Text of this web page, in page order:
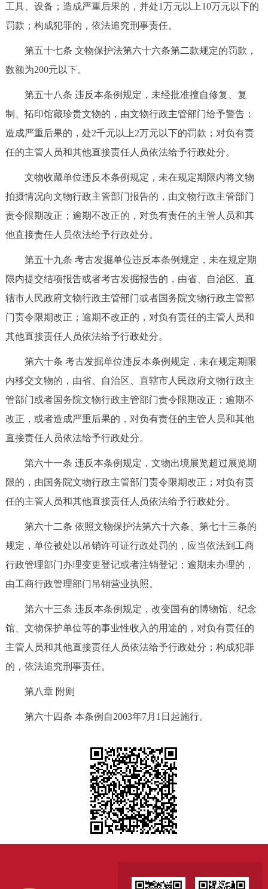
工具、设备；造成严重后果的，并处1万元以上10万元以下的
罚款；构成犯罪的，依法追究刑事责任。
第五十七条 文物保护法第六十六条第二款规定的罚款，
数额为200元以下。
第五十八条 违反本条例规定，未经批准擅自修复、复
制、拓印馆藏珍贵文物的，由文物行政主管部门给予警告；
造成严重后果的，处2千元以上2万元以下的罚款；对负有责
任的主管人员和其他直接责任人员依法给予行政处分。
文物收藏单位违反本条例规定，未在规定期限内将文物
拍摄情况向文物行政主管部门报告的，由文物行政主管部门
责令限期改正；逾期不改正的，对负有责任的主管人员和其
他直接责任人员依法给予行政处分。
第五十九条 考古发掘单位违反本条例规定，未在规定期
限内提交结项报告或者考古发掘报告的，由省、自治区、直
辖市人民政府文物行政主管部门或者国务院文物行政主管部
门责令限期改正；逾期不改正的，对负有责任的主管人员和
其他直接责任人员依法给予行政处分。
第六十条 考古发掘单位违反本条例规定，未在规定期限
内移交文物的，由省、自治区、直辖市人民政府文物行政主
管部门或者国务院文物行政主管部门责令限期改正；逾期不
改正，或者造成严重后果的，对负有责任的主管人员和其他
直接责任人员依法给予行政处分。
第六十一条 违反本条例规定，文物出境展览超过展览期
限的，由国务院文物行政主管部门责令限期改正；对负有责
任的主管人员和其他直接责任人员依法给予行政处分。
第六十二条 依照文物保护法第六十六条、第七十三条的
规定，单位被处以吊销许可证行政处罚的，应当依法到工商
行政管理部门办理变更登记或者注销登记；逾期未办理的，
由工商行政管理部门吊销营业执照。
第六十三条 违反本条例规定，改变国有的博物馆、纪念
馆、文物保护单位等的事业性收入的用途的，对负有责任的
主管人员和其他直接责任人员依法给予行政处分；构成犯罪
的，依法追究刑事责任。
第八章 附则
第六十四条 本条例自2003年7月1日起施行。